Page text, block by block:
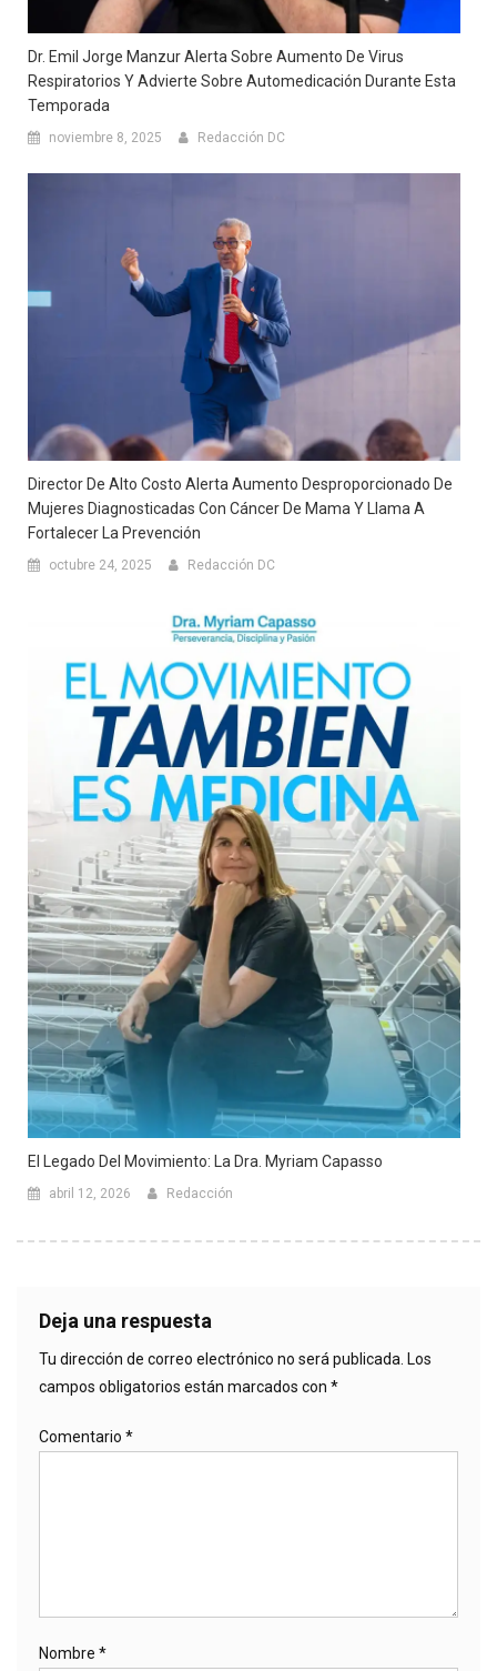
Dr. Emil Jorge Manzur Alerta Sobre Aumento De Virus
Respiratorios Y Advierte Sobre Automedicación Durante Esta
Temporada
noviembre 8, 2025 Redacción DC
Director De Alto Costo Alerta Aumento Desproporcionado De
Mujeres Diagnosticadas Con Cáncer De Mama Y Llama A
Fortalecer La Prevención
octubre 24, 2025 Redacción DC
El Legado Del Movimiento: La Dra. Myriam Capasso
abril 12, 2026 Redacción
Deja una respuesta
Tu dirección de correo electrónico no será publicada. Los
campos obligatorios están marcados con *
Comentario *
Nombre *